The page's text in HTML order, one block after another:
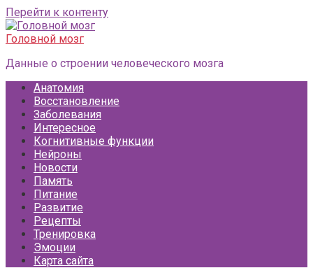
Перейти к контенту
Головной мозг
Данные о строении человеческого мозга
Анатомия
Восстановление
Заболевания
Интересное
Когнитивные функции
Нейроны
Новости
Память
Питание
Развитие
Рецепты
Тренировка
Эмоции
Карта сайта